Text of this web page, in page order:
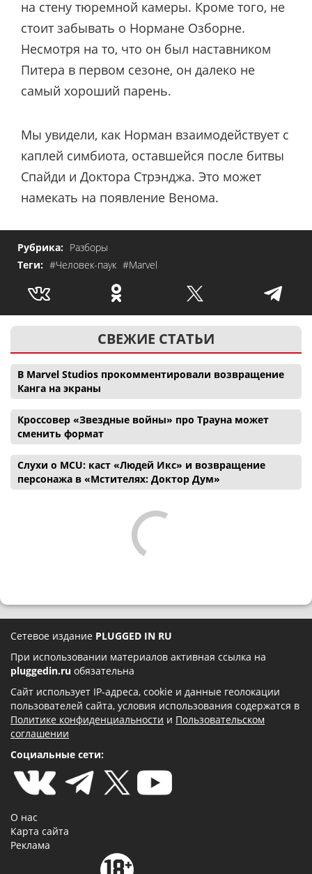
на стену тюремной камеры. Кроме того, не
стоит забывать о Нормане Озборне.
Несмотря на то, что он был наставником
Питера в первом сезоне, он далеко не
самый хороший парень.
Мы увидели, как Норман взаимодействует с
каплей симбиота, оставшейся после битвы
Спайди и Доктора Стрэнджа. Это может
намекать на появление Венома.
Рубрика: Разборы
Теги: #Человек-паук #Marvel
СВЕЖИЕ СТАТЬИ
В Marvel Studios прокомментировали возвращение
Канга на экраны
Кроссовер «Звездные войны» про Трауна может
сменить формат
Слухи о MCU: каст «Людей Икс» и возвращение
персонажа в «Мстителях: Доктор Дум»
Сетевое издание PLUGGED IN RU
При использовании материалов активная ссылка на
pluggedin.ru обязательна
Сайт использует IP-адреса, cookie и данные геолокации
пользователей сайта, условия использования содержатся в
Политике конфиденциальности и Пользовательском
соглашении
Социальные сети:
О нас
Карта сайта
Реклама